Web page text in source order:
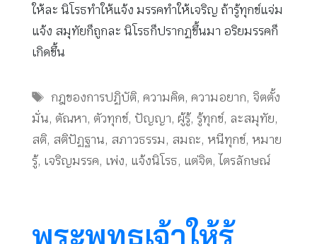
ให้ละ นิโรธทำให้แจ้ง มรรคทำให้เจริญ ถ้ารู้ทุกข์แจ่ม
แจ้ง สมุทัยก็ถูกละ นิโรธก็ปรากฏขึ้นมา อริยมรรคก็
เกิดขึ้น
Tags
กฎของการปฏิบัติ,ความคิด,ความอยาก, จิตตั้ง
มั่น, ตัณหา, ตัวทุกข์, ปัญญา, ผู้รู้, รู้ทุกข์, ละสมุทัย,
สติ, สติปัฏฐาน, สภาวธรรม, สมถะ, หนีทุกข์, หมาย
รู้, เจริญมรรค, เพ่ง, แจ้งนิโรธ, แต่จิต, ไตรลักษณ์
พระพุทธเจ้าให้รู้